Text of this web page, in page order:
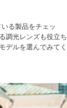
る製品をチェッ
調光レンズも役立ち
デルを選んでみてく